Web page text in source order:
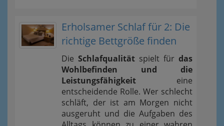
Erholsamer Schlaf für 2: Die
richtige Bettgröße finden
Die Schlafqualität spielt für das
Wohlbefinden und die
Leistungsfähigkeit eine
entscheidende Rolle. Wer schlecht
schläft, der ist am Morgen nicht
ausgeruht und die Aufgaben des